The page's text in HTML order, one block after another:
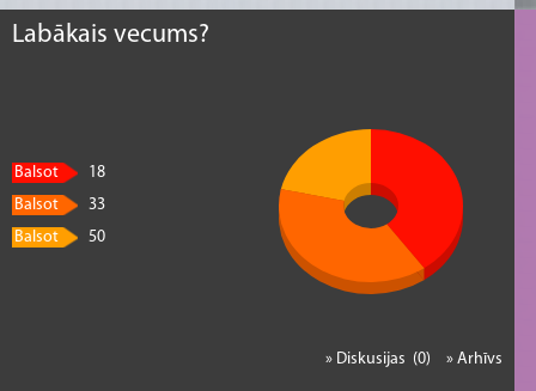
Labākais vecums?
Balsot
18
Balsot
33
Balsot
50
» Arhīvs
» Diskusijas (0)